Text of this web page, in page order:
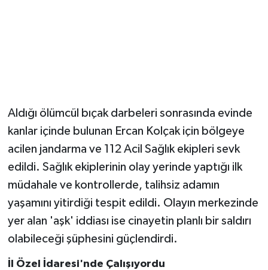
Aldığı ölümcül bıçak darbeleri sonrasında evinde
kanlar içinde bulunan Ercan Kolçak için bölgeye
acilen jandarma ve 112 Acil Sağlık ekipleri sevk
edildi. Sağlık ekiplerinin olay yerinde yaptığı ilk
müdahale ve kontrollerde, talihsiz adamın
yaşamını yitirdiği tespit edildi. Olayın merkezinde
yer alan 'aşk' iddiası ise cinayetin planlı bir saldırı
olabileceği şüphesini güçlendirdi.
İl Özel İdaresi'nde Çalışıyordu